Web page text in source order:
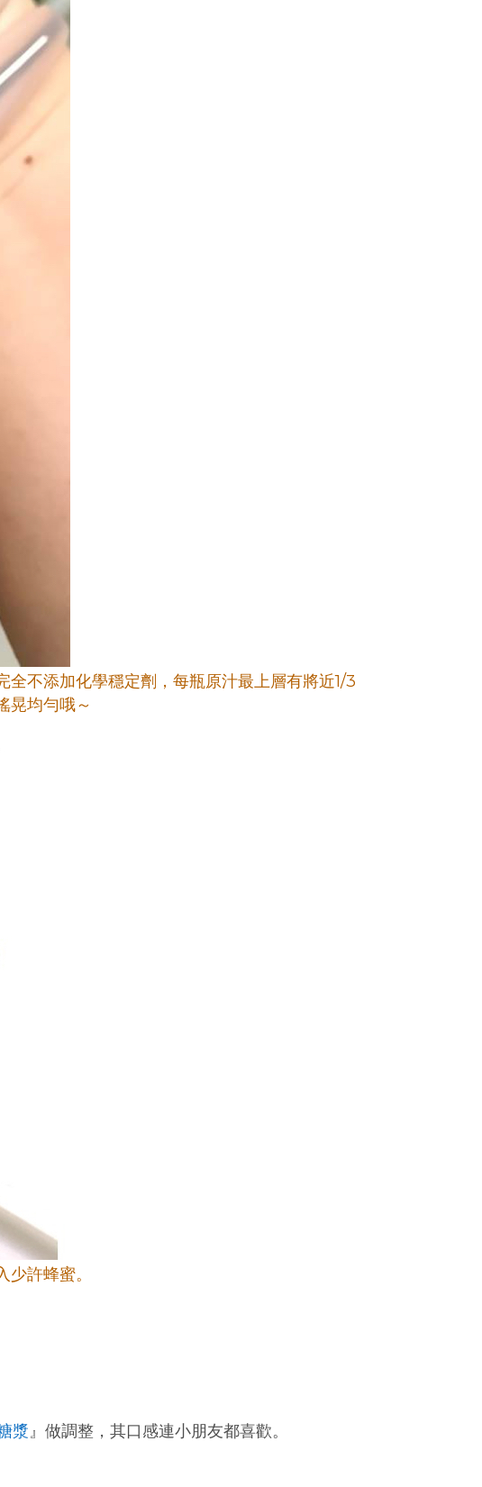
不添加化學穩定劑，每瓶原汁最上層有將近1/3
晃均勻哦～
許蜂蜜。
漿』做調整，其口感連小朋友都喜歡。